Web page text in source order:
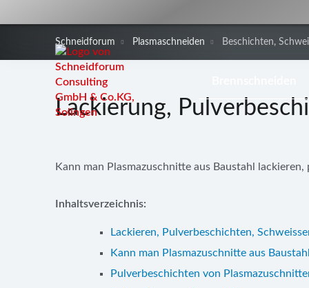
Schneidforum Plasmaschneiden Beschichten,
Lackierung,
Kann man Plasmazuschnitte aus Baustahl
Inhaltsverzeichnis:
Lackieren, Pulverbeschichten,
Kann man Plasmazuschnitte aus
Pulverbeschichten von